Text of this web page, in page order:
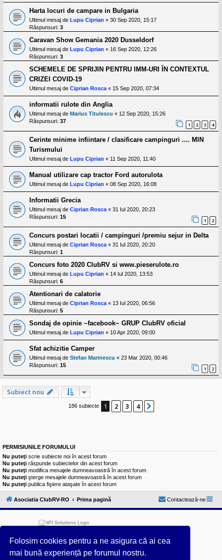
Folosim cookies pentru a ne asigura că ai cea
mai bună experiență pe forumul nostru.
Harta locuri de campare in Bulgaria
Ultimul mesaj de Lupu Ciprian « 30 Sep 2020, 15:17
Răspunsuri: 3
Caravan Show Gemania 2020 Dusseldorf
Ultimul mesaj de Lupu Ciprian « 16 Sep 2020, 12:26
Răspunsuri: 3
SCHEMELE DE SPRIJIN PENTRU IMM-URI ÎN CONTEXTUL
CRIZEI COVID-19
Ultimul mesaj de Ciprian Rosca« 15 Sep 2020, 07:34
informatii rulote din Anglia
Ultimul mesaj de Marius Titulescu « 12 Sep 2020, 15:26
Răspunsuri: 37
1 2 3 4
Cerinte minime infiintare / clasificare campinguri .... MIN
Turismului
Ultimul mesaj de Lupu Ciprian « 11 Sep 2020, 11:40
Manual utilizare cap tractor Ford autorulota
Ultimul mesaj de Lupu Ciprian « 08 Sep 2020, 16:08
Informatii Grecia
Ultimul mesaj de Ciprian Rosca « 31 Iul 2020, 20:23
Răspunsuri: 15
1 2
Concurs postari locatii / campinguri /premiu sejur in Delta
Ultimul mesaj de Ciprian Rosca « 31 Iul 2020, 20:20
Răspunsuri: 1
Concurs foto 2020 ClubRV si www.pieserulote.ro
Ultimul mesaj de Lupu Ciprian « 14 Iul 2020, 13:53
Răspunsuri: 6
Atentionari de calatorie
Ultimul mesaj de Ciprian Rosca « 13 Iul 2020, 06:56
Răspunsuri: 5
Sondaj de opinie ~facebook~ GRUP ClubRV oficial
Ultimul mesaj de Lupu Ciprian « 10 Apr 2020, 09:00
Sfat achizitie Camper
Ultimul mesaj de Stefan Marinescu « 23 Mar 2020, 00:46
Răspunsuri: 15
1 2
Subiect nou
186 subiecte 1 2 3 4
PERMISIUNILE FORUMULUI
Nu puteţi scrie subiecte noi în acest forum
Nu puteţi răspunde subiectelor din acest forum
Nu puteţi modifica mesajele dumneavoastră în acest forum
Nu puteţi şterge mesajele dumneavoastră în acest forum
Nu puteţi publica fişiere ataşate în acest forum
Asociatia ClubRV-RO Prima pagină Contactează-ne